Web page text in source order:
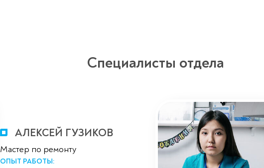
Специалисты отдела
АЛЕКСЕЙ ГУЗИКОВ
Мастер по ремонту
ОПЫТ РАБОТЫ: